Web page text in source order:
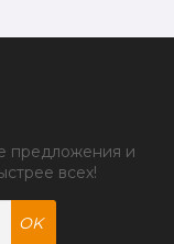
предложения и
всех!
OK